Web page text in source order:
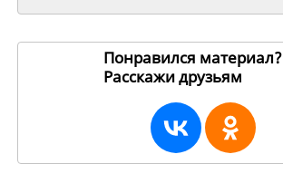
Понравился материал?
Расскажи друзьям